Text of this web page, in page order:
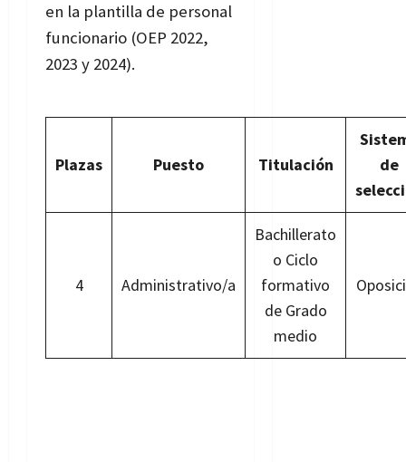
en la plantilla de personal
funcionario (OEP 2022,
2023 y 2024).
Plazas Puesto Titulación
de
4 Administrativo/a
Bachillerato
o Ciclo
formativo
de Grado
medio